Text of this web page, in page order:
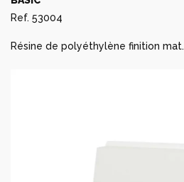
Ref. 53004
Résine de polyéthylène finition mat.